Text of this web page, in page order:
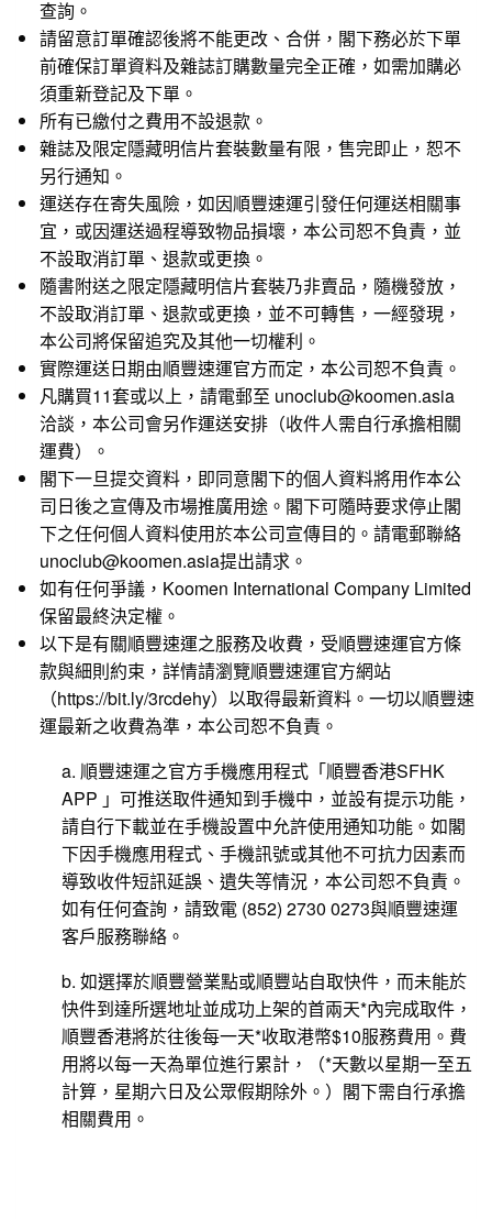
查詢。
請留意訂單確認後將不能更改、合併，閣下務必於下單
前確保訂單資料及雜誌訂購數量完全正確，如需加購必
須重新登記及下單。
所有已繳付之費用不設退款。
雜誌及限定隱藏明信片套裝數量有限，售完即止，恕不
另行通知。
運送存在寄失風險，如因順豐速運引發任何運送相關事
宜，或因運送過程導致物品損壞，本公司恕不負責，並
不設取消訂單、退款或更換。
隨書附送之限定隱藏明信片套裝乃非賣品，隨機發放，
不設取消訂單、退款或更換，並不可轉售，一經發現，
本公司將保留追究及其他一切權利。
實際運送日期由順豐速運官方而定，本公司恕不負責。
凡購買11套或以上，請電郵至 unoclub@koomen.asia
洽談，本公司會另作運送安排（收件人需自行承擔相關
運費）。
閣下一旦提交資料，即同意閣下的個人資料將用作本公
司日後之宣傳及市場推廣用途。閣下可隨時要求停止閣
下之任何個人資料使用於本公司宣傳目的。請電郵聯絡
unoclub@koomen.asia提出請求。
如有任何爭議，Koomen International Company Limited
保留最終決定權。
以下是有關順豐速運之服務及收費，受順豐速運官方條
款與細則約束，詳情請瀏覽順豐速運官方網站
（https://bit.ly/3rcdehy）以取得最新資料。一切以順豐速
運最新之收費為準，本公司恕不負責。
a. 順豐速運之官方手機應用程式「順豐香港SFHK
APP 」可推送取件通知到手機中，並設有提示功能，
請自行下載並在手機設置中允許使用通知功能。如閣
下因手機應用程式、手機訊號或其他不可抗力因素而
導致收件短訊延誤、遺失等情況，本公司恕不負責。
如有任何査詢，請致電 (852) 2730 0273與順豐速運
客戶服務聯絡。
b. 如選擇於順豐營業點或順豐站自取快件，而未能於
快件到達所選地址並成功上架的首兩天*內完成取件，
順豐香港將於往後每一天*收取港幣$10服務費用。費
用將以每一天為單位進行累計，（*天數以星期一至五
計算，星期六日及公眾假期除外。）閣下需自行承擔
相關費用。